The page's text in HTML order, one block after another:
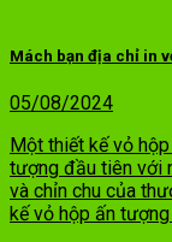
Mách bạn địa chỉ in
05/08/2024
Một thiết kế vỏ
tượng đầu tiên với
và chỉn chu của
kế vỏ hộp ấn